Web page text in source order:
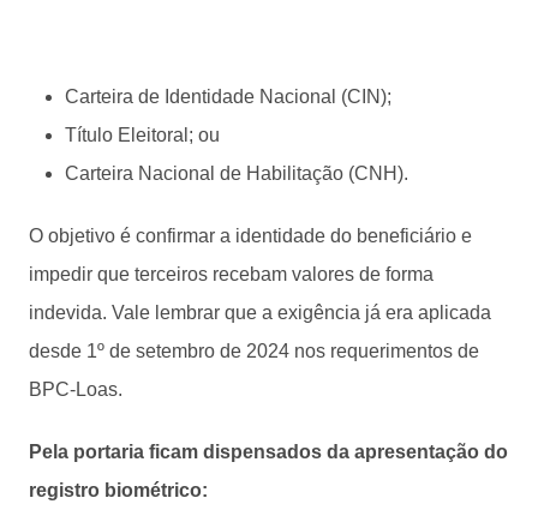
Carteira de Identidade Nacional (CIN);
Título Eleitoral; ou
Carteira Nacional de Habilitação (CNH).
O objetivo é confirmar a identidade do beneficiário e
impedir que terceiros recebam valores de forma
indevida. Vale lembrar que a exigência já era aplicada
desde 1º de setembro de 2024 nos requerimentos de
BPC-Loas.
Pela portaria ficam dispensados da apresentação do
registro biométrico: